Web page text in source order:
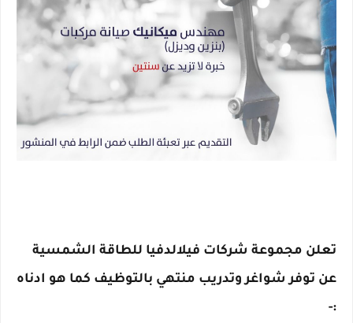
تعلن مجموعة شركات فيلالدفيا للطاقة الشمسية
عن توفر شواغر وتدريب منتهي بالتوظيف كما هو ادناه
:-